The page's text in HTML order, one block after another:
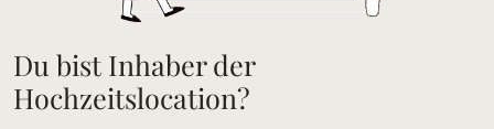
Du bist Inhaber der
Hochzeitslocation?